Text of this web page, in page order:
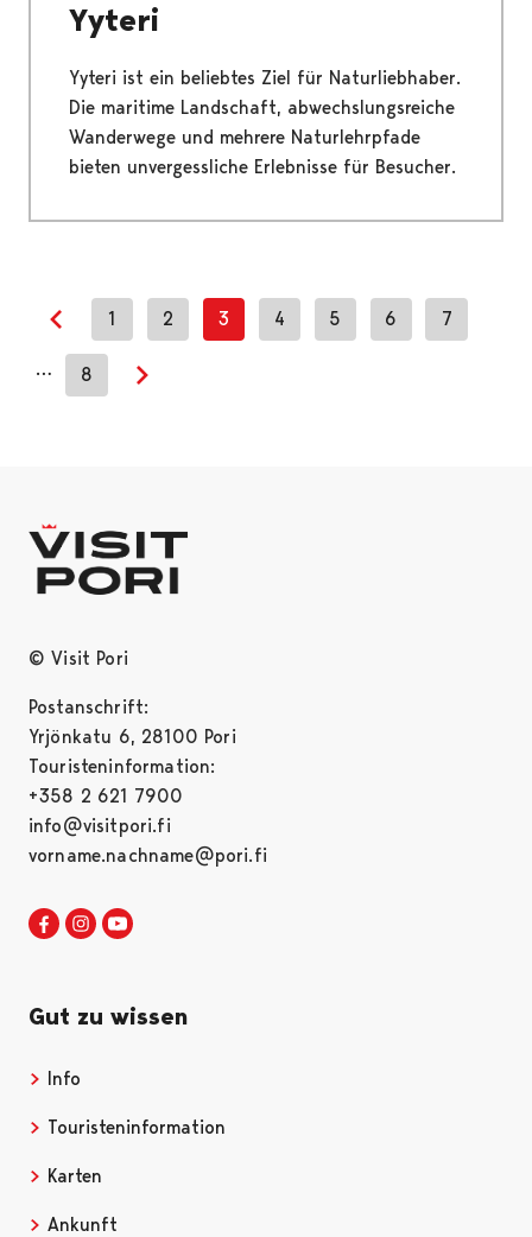
Yyteri
Yyteri ist ein beliebtes Ziel für Naturliebhaber.
Die maritime Landschaft, abwechslungsreiche
Wanderwege und mehrere Naturlehrpfade
bieten unvergessliche Erlebnisse für Besucher.
Previous page
1 2 3 4 5 6 7
… 8
© Visit Pori
Postanschrift:
Yrjönkatu 6, 28100 Pori
Touristeninformation:
+358 2 621 7900
info@visitpori.fi
vorname.nachname@pori.fi
Visit Pori in Facebook
Opens in a new tab
Visit Pori in Instagram
Opens in a new tab
Gut zu wissen
Info
Touristeninformation
Karten
Ankunft